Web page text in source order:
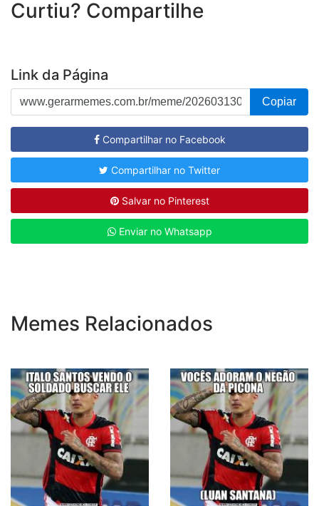
Curtiu? Compartilhe
Link da Página
Copiar
Compartilhar no Facebook
Compartilhar no Twitter
Salvar no Pinterest
Enviar no Whatsapp
Memes Relacionados